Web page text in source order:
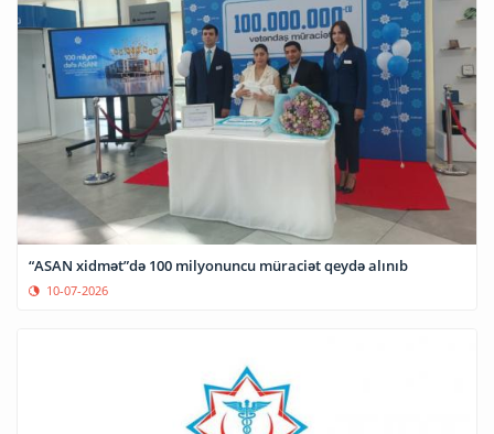
“ASAN xidmət”də 100 milyonuncu müraciət qeydə alınıb
10-07-2026